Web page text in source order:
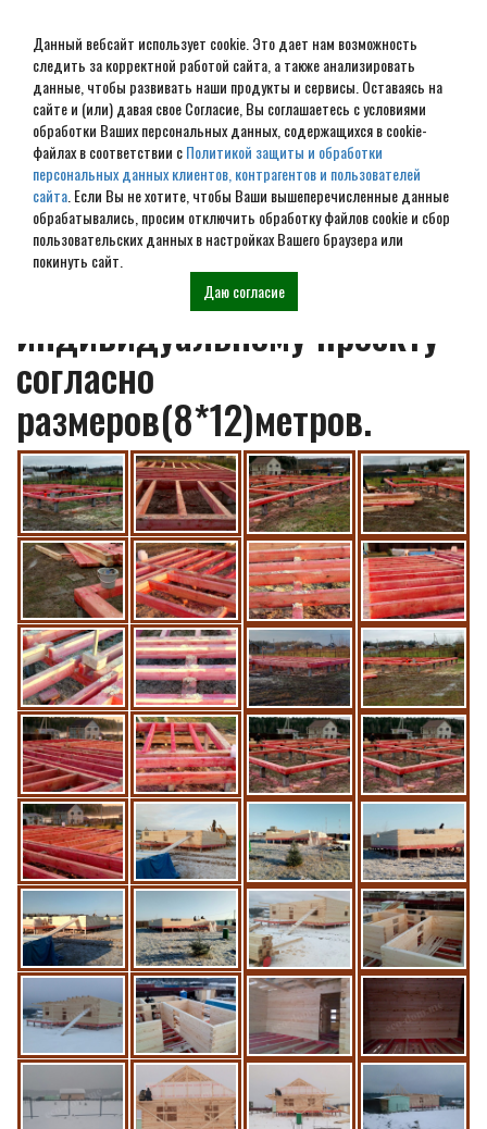
Данный вебсайт использует cookie. Это дает нам возможность
следить за корректной работой сайта, а также анализировать
данные, чтобы развивать наши продукты и сервисы. Оставаясь на
сайте и (или) давая свое Согласие, Вы соглашаетесь с условиями
обработки Ваших персональных данных, содержащихся в cookie-
файлах в соответствии сПолитикой защиты и обработки
персональных данных клиентов, контрагентов и пользователей
сайта . Если Вы не хотите, чтобы Ваши вышеперечисленные данные
обрабатывались, просим отключить обработку файлов cookie и сбор
пользовательских данных в настройках Вашего браузера или
покинуть сайт.
Даю согласие
МО г.Сергиев-Посад дом из
профилированного бруса
195*145 мм естественной
влажности по
индивидуальному проекту
согласно
размеров(8*12)метров.